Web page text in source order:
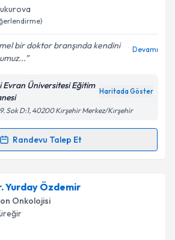
e-posta ile bilgilendireceğiz.
işlenmesine ilişkin Aydınlatma
ve kişisel verilerimin belirtilen
işlenmesini kabul ediyorum.
Talebini Gönder
bir doktor branşında kendini
Devamı
Evran Üniversitesi Eğitim
Haritada Göster
Sok D:1, 40200 Kırşehir Merkez/Kırşehir
Randevu Talep Et
Talebi
Özoğul Tekşutiçin randevu takvimi
Size bu uzmandan randevu almanız
e-posta ile
Yurday Özdemir
Onkolojisi